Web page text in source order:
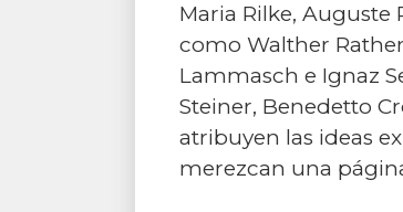
Maria Rilke, Auguste
como Walther
Lammasch e Ignaz
Steiner, Benedetto
atribuyen las ideas
merezcan una